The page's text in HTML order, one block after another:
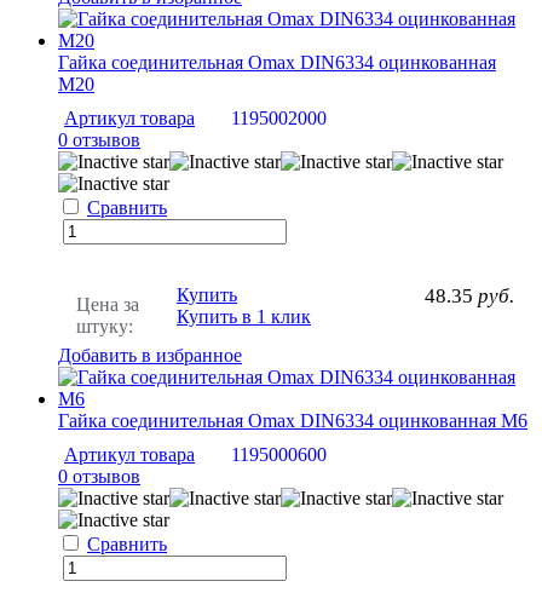
Гайка соединительная Omax DIN6334 оцинкованная
M20
Артикул товара
1195002000
0 отзывов
Сравнить
Цена за
штуку:
48.35 руб.
Купить
Купить в 1 клик
Добавить в избранное
Гайка соединительная Omax DIN6334 оцинкованная M6
Артикул товара
1195000600
0 отзывов
Сравнить